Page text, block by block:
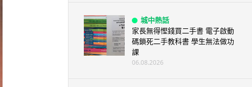
城中熱話
家長無得慳錢買二手書 電子啟動
碼鎖死二手教科書 學生無法做功
課
06.08.2026